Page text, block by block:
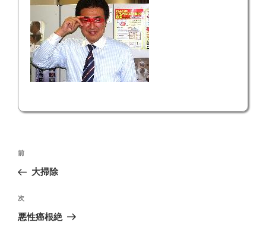
投
ナ
ビ
ゲ
前
の
稿
前
大掃除
次
の
次
悪性癌根絶